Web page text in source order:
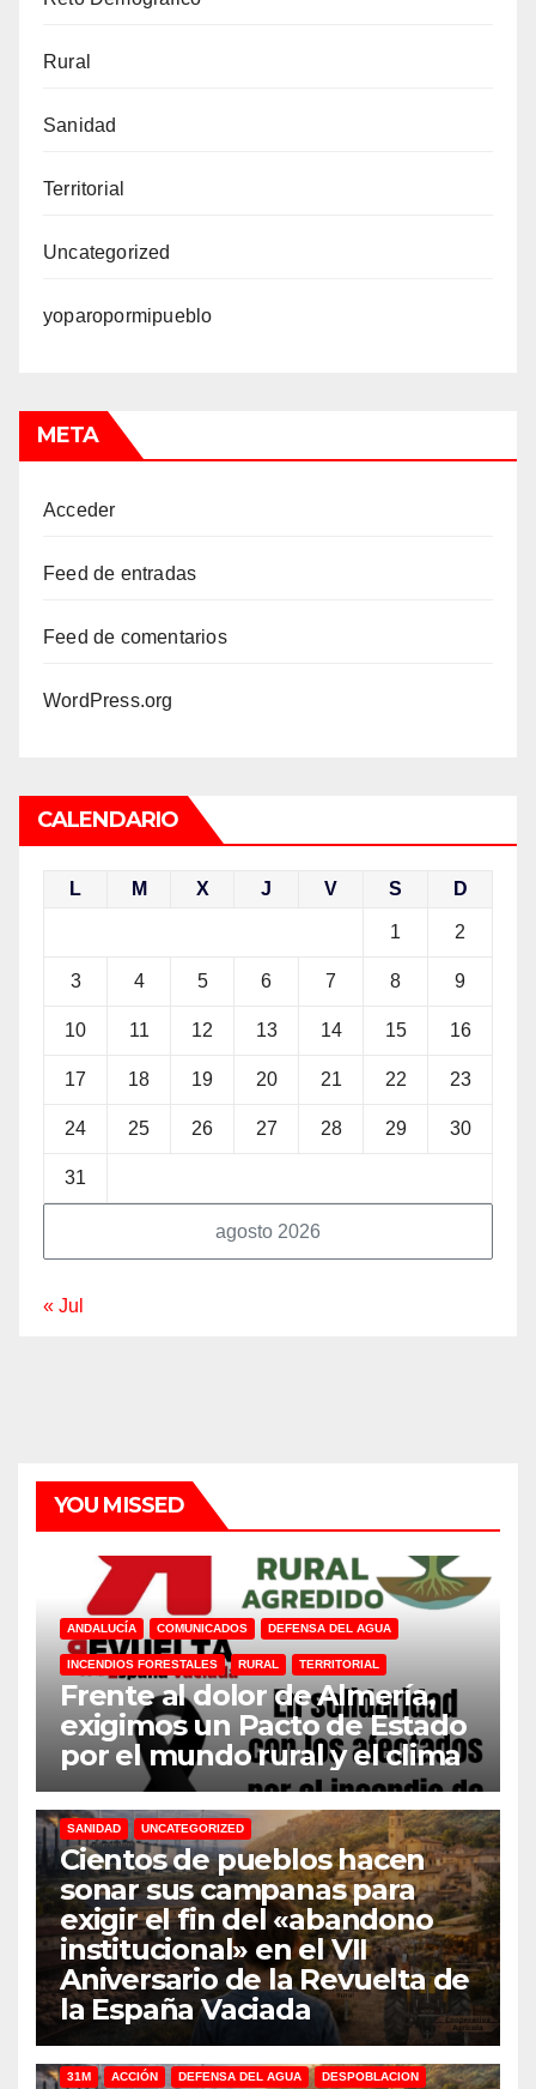
Rural
Sanidad
Territorial
Uncategorized
yoparopormipueblo
META
Acceder
Feed de entradas
Feed de comentarios
WordPress.org
CALENDARIO
agosto 2026
L M X J V S D
1 2
3 4 5 6 7 8 9
10 11 12 13 14 15 16
17 18 19 20 21 22 23
24 25 26 27 28 29 30
31
« Jul
YOU MISSED
ANDALUCÍA COMUNICADOS DEFENSA DEL AGUA
INCENDIOS FORESTALES RURAL TERRITORIAL
Frente al dolor de Almería,
exigimos un Pacto de Estado
por el mundo rural y el clima
31M DEFENSA DEL AGUA DESPOBLACION FERROCARRIL
MACROGRANJAS PLANTAS BIOGÁS RENOVABLES
SANIDAD UNCATEGORIZED
Cientos de pueblos hacen
sonar sus campanas para
exigir el fin del «abandono
institucional» en el VII
Aniversario de la Revuelta de
la España Vaciada
31M ACCIÓN DEFENSA DEL AGUA DESPOBLACION